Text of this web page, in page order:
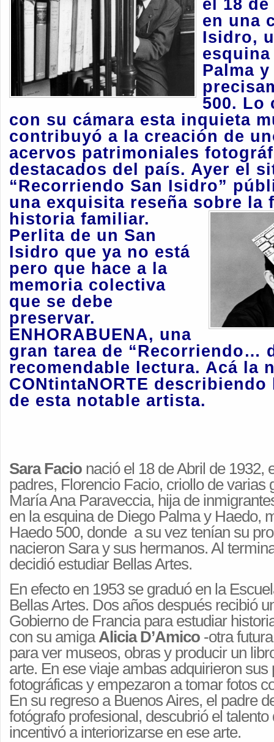
el 18
en una
Isidro,
Palma
500. Lo
con su cámara esta inquieta
contribuyó a la creación de
acervos patrimoniales
destacados del país. Ayer el
“Recorriendo San Isidro”
una exquisita reseña sobre la
historia familiar.
Perlita de un San
Isidro que ya no está
pero que hace a la
memoria colectiva
que se debe
preservar.
ENHORABUENA, una
gran tarea de “Recorriendo…
recomendable lectura. Acá la
CONtintaNORTE
de esta notable artista.
Sara Facio nació el 18 de Abril de 1932,
padres, Florencio Facio, criollo de varias
María Ana Paraveccia, hija de
en la esquina de Diego Palma y Haedo,
Haedo 500, donde a su vez tenían su
nacieron Sara y sus hermanos. Al
decidió estudiar Bellas Artes.
En efecto en 1953 se graduó en la
Bellas Artes. Dos años después recibió
Gobierno de Francia para estudiar
con su amigaAlicia D’Amico -otra
para ver museos, obras y producir un
arte. En ese viaje ambas adquirieron
fotográficas y empezaron a tomar fotos
En su regreso a Buenos Aires, el padre
fotógrafo profesional, descubrió el
incentivó a interiorizarse en ese arte.